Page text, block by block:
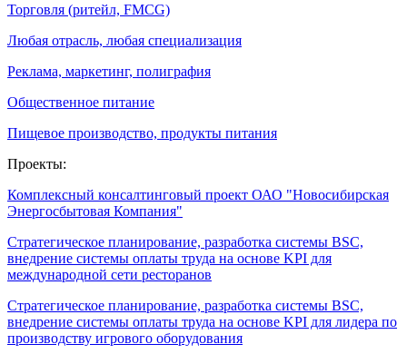
Торговля (ритейл, FMCG)
Любая отрасль, любая специализация
Реклама, маркетинг, полиграфия
Общественное питание
Пищевое производство, продукты питания
Проекты:
Комплексный консалтинговый проект ОАО "Новосибирская
Энергосбытовая Компания"
Стратегическое планирование, разработка системы BSC,
внедрение системы оплаты труда на основе KPI для
международной сети ресторанов
Стратегическое планирование, разработка системы BSC,
внедрение системы оплаты труда на основе KPI для лидера по
производству игрового оборудования